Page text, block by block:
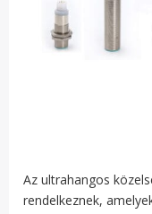
Az ultrahangos
rendelkeznek,